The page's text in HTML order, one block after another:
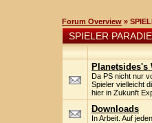
Forum Overview »
SPIELER
Planetsides's
Da PS nicht nur
Spieler vielleicht
hier in Zukunft
Downloads
In Arbeit. Auf